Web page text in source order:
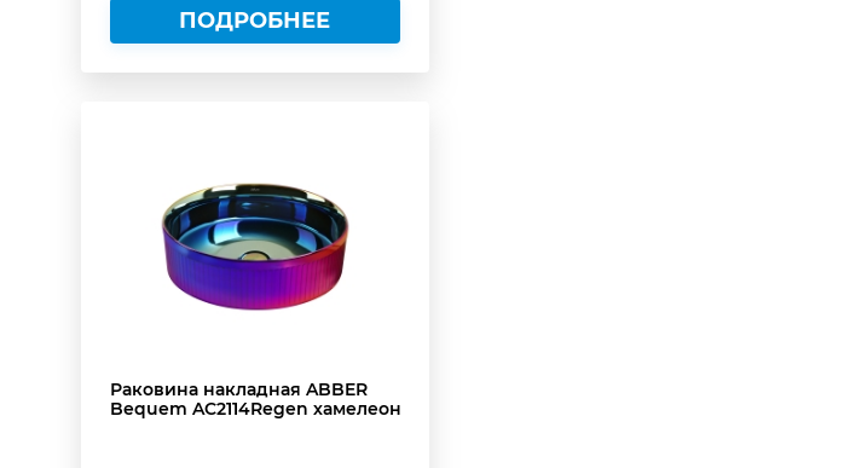
ПОДРОБНЕЕ
Раковина накладная ABBER
Bequem AC2114Regen хамелеон